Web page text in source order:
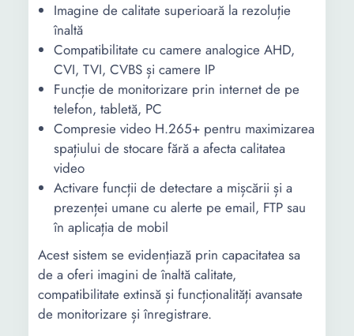
Imagine de calitate superioară la rezoluție
înaltă
Compatibilitate cu camere analogice AHD,
CVI, TVI, CVBS și camere IP
Funcție de monitorizare prin internet de pe
telefon, tabletă, PC
Compresie video H.265+ pentru maximizarea
spațiului de stocare fără a afecta calitatea
video
Activare funcții de detectare a mișcării și a
prezenței umane cu alerte pe email, FTP sau
în aplicația de mobil
Acest sistem se evidențiază prin capacitatea sa
de a oferi imagini de înaltă calitate,
compatibilitate extinsă și funcționalități avansate
de monitorizare și înregistrare.